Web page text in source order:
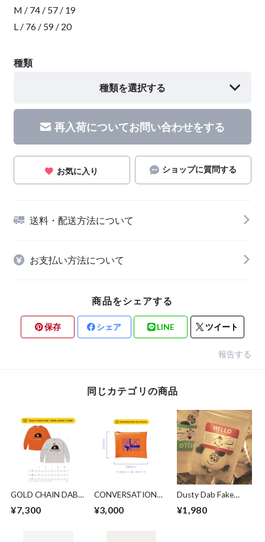
M / 74 / 57 / 19
L / 76 / 59 / 20
種類
種類を選択する
再入荷についてお問い合わせをする
お気に入り ショップに質問する
送料・配送方法について
お支払い方法について
商品をシェアする
保存 シェア LINE ツイート
報告する
同じカテゴリの商品
GOLD CHAIN DAB
L/S T-shirt
¥7,300
CONVERSATION
PVC POUCH
¥3,000
Dusty Dab Fake
Chalk Ball
¥1,980